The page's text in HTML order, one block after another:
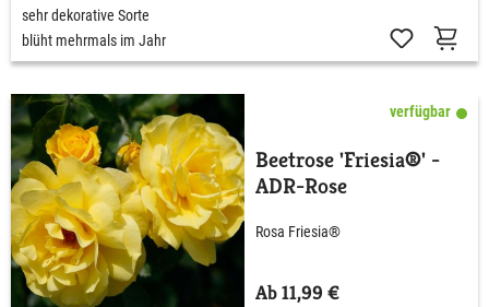
sehr dekorative Sorte
blüht mehrmals im Jahr
verfügbar
Beetrose 'Friesia®' -
ADR-Rose
Rosa Friesia®
Ab 11,99 €